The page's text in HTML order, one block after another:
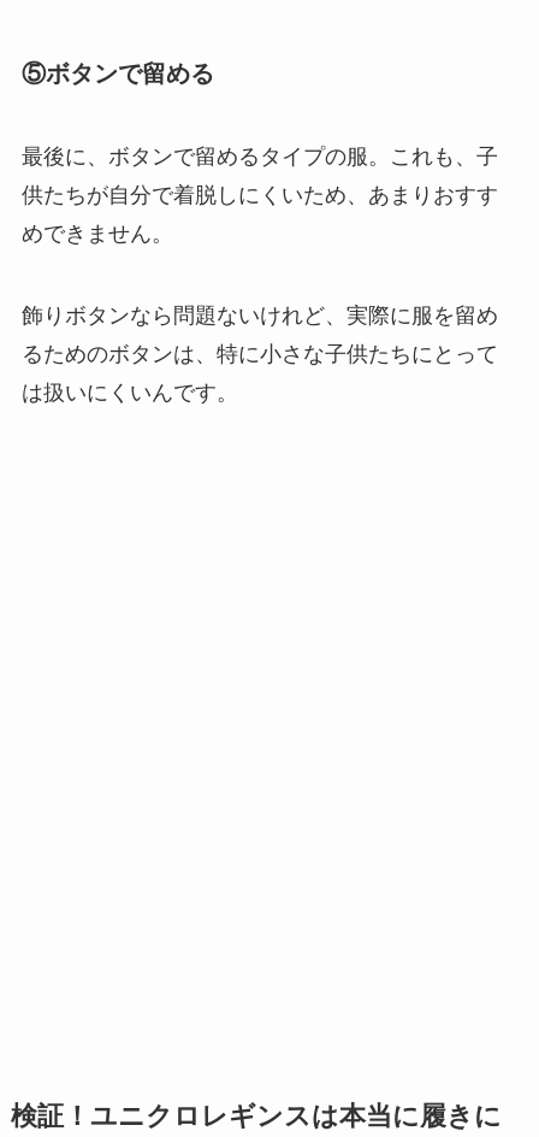
⑤ボタンで留める
最後に、ボタンで留めるタイプの服。これも、子
供たちが自分で着脱しにくいため、あまりおすす
めできません。
飾りボタンなら問題ないけれど、実際に服を留め
るためのボタンは、特に小さな子供たちにとって
は扱いにくいんです。
検証！ユニクロレギンスは本当に履きに